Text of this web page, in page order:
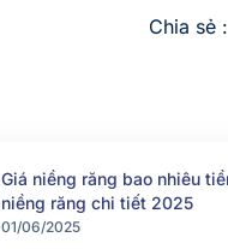
Chia sẻ :
Giá niềng răng bao nhiêu
niềng răng chi tiết 2025
01/06/2025